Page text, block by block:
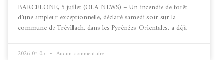
BARCELONE, 5 juillet (OLA NEWS) – Un incendie de forêt
d’une ampleur exceptionnelle, déclaré samedi soir sur la
commune de Trévillach, dans les Pyrénées-Orientales, a déjà
2026-07-05 Aucun commentaire